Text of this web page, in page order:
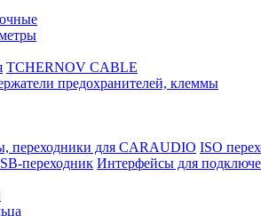
TCHERNOV CABLE
предохранителей, клеммы
переходники для CARAUDIO ISO
переходник Интерфейсы для